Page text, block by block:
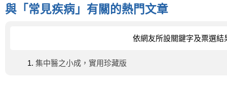
與「常見疾病」有關的熱門文章
依網友所設關鍵字及票選結
集中醫之小成，實用珍藏版